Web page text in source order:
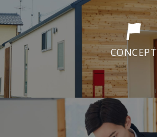
CONCEPT